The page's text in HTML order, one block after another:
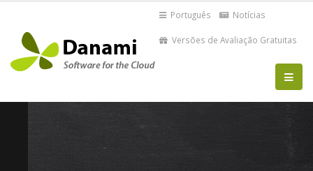
Português Notícias
Versões de Avaliação Gratuitas